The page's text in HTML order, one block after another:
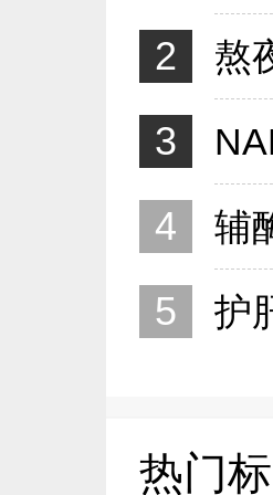
2
3
4
5
热门